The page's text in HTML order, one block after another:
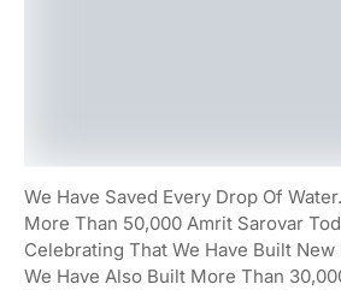
We Have Saved Every Drop Of
More Than 50,000 Amrit Sarovar
Celebrating That We Have Built
We Have Also Built More Than